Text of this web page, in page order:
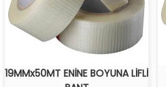
19MMx50MT ENİNE BOYUNA LİFLİ